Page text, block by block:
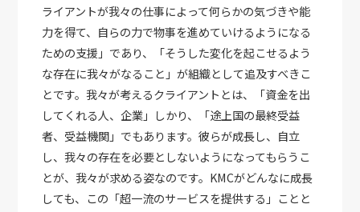
ライアントが我々の仕事によって何らかの気づきや能
力を得て、自らの力で物事を進めていけるようになる
ための支援」であり、「そうした変化を起こせるよう
な存在に我々がなること」が組織として追及すべきこ
とです。我々が考えるクライアントとは、「資金を出
してくれる人、企業」しかり、「途上国の最終受益
者、受益機関」でもあります。彼らが成長し、自立
し、我々の存在を必要としないようになってもらうこ
とが、我々が求める姿なのです。KMCがどんなに成長
しても、この「超一流のサービスを提供する」ことと